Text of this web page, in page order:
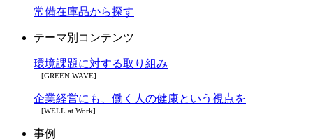
常備在庫品から探す
テーマ別コンテンツ
環境課題に対する取り組み
[GREEN WAVE]
企業経営にも、働く人の健康という視点を
[WELL at Work]
事例